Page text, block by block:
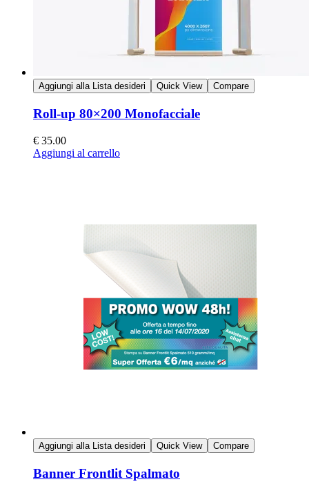
Aggiungi alla Lista desideri Quick View Compare
Roll-up 80×200 Monofacciale
€ 35.00
Aggiungi al carrello
Aggiungi alla Lista desideri Quick View Compare
Banner Frontlit Spalmato